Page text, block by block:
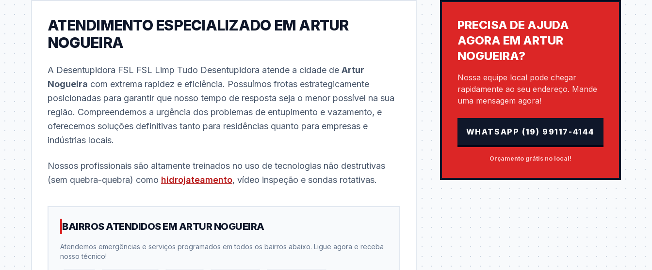
ATENDIMENTO ESPECIALIZADO EM ARTUR
NOGUEIRA
A Desentupidora FSL FSL Limp Tudo Desentupidora atende a cidade de Artur
Nogueira com extrema rapidez e eficiência. Possuímos frotas estrategicamente
posicionadas para garantir que nosso tempo de resposta seja o menor possível na sua
região. Compreendemos a urgência dos problemas de entupimento e vazamento, e
oferecemos soluções definitivas tanto para residências quanto para empresas e
indústrias locais.
Nossos profissionais são altamente treinados no uso de tecnologias não destrutivas
(sem quebra-quebra) como hidrojateamento, vídeo inspeção e sondas rotativas.
BAIRROS ATENDIDOS EM ARTUR NOGUEIRA
Atendemos emergências e serviços programados em todos os bairros abaixo. Ligue agora e receba
nosso técnico!
PRECISA DE AJUDA
AGORA EM ARTUR
NOGUEIRA?
Nossa equipe local pode chegar
rapidamente ao seu endereço. Mande
uma mensagem agora!
WHATSAPP (19) 99117-4144
Orçamento grátis no local!